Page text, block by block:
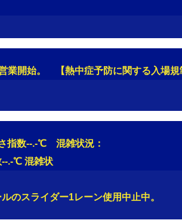
開始。 【熱中症予防に関する入場規
気温--.-℃ 暑さ指
.-℃ 混雑状
30】水温--
スライダー1レーン使用中止中。